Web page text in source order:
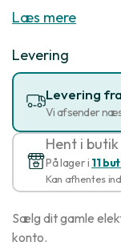
Læs mere
Levering
Levering
Vi afsender
Hent i butik
På lager i 11
Kan afhentes
Sælg dit gamle
konto.